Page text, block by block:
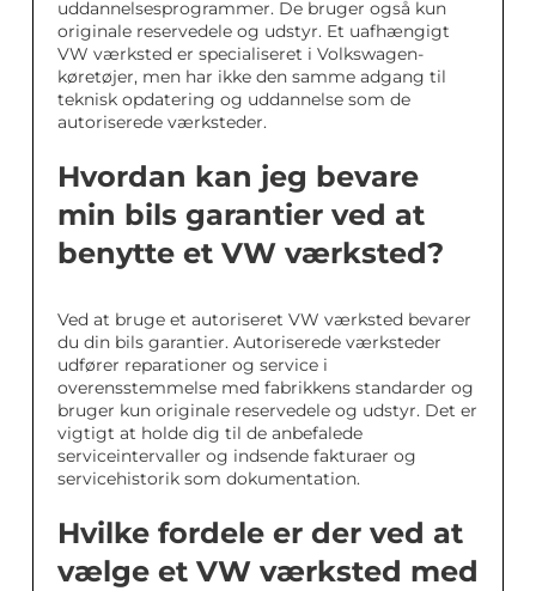
uddannelsesprogrammer. De bruger også kun
originale reservedele og udstyr. Et uafhængigt
VW værksted er specialiseret i Volkswagen-
køretøjer, men har ikke den samme adgang til
teknisk opdatering og uddannelse som de
autoriserede værksteder.
Hvordan kan jeg bevare
min bils garantier ved at
benytte et VW værksted?
Ved at bruge et autoriseret VW værksted bevarer
du din bils garantier. Autoriserede værksteder
udfører reparationer og service i
overensstemmelse med fabrikkens standarder og
bruger kun originale reservedele og udstyr. Det er
vigtigt at holde dig til de anbefalede
serviceintervaller og indsende fakturaer og
servicehistorik som dokumentation.
Hvilke fordele er der ved at
vælge et VW værksted med